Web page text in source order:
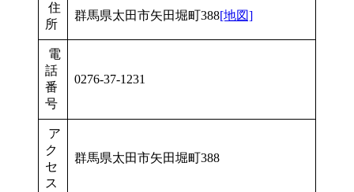
住
所
群馬県太田市矢田堀町388[地図]
電
話
番
号
0276-37-1231
ア
ク
セ
ス
群馬県太田市矢田堀町388